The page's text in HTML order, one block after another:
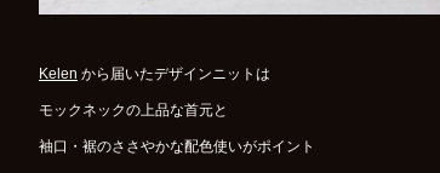
Kelen から届いたデザインニットは
モックネックの上品な首元と
袖口・裾のささやかな配色使いがポイント